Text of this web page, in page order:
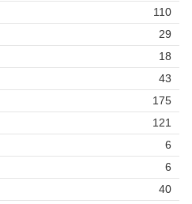
110
29
18
43
175
121
6
6
40